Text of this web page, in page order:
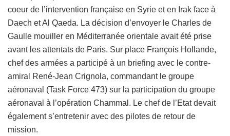
coeur de l’intervention française en Syrie et en Irak face à
Daech et Al Qaeda. La décision d’envoyer le Charles de
Gaulle mouiller en Méditerranée orientale avait été prise
avant les attentats de Paris. Sur place François Hollande,
chef des armées a participé à un briefing avec le contre-
amiral René-Jean Crignola, commandant le groupe
aéronaval (Task Force 473) sur la participation du groupe
aéronaval à l’opération Chammal. Le chef de l’Etat devait
également s’entretenir avec des pilotes de retour de
mission.